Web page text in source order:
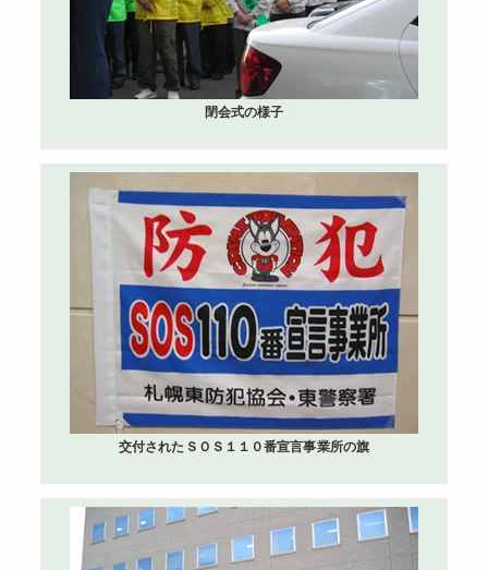
閉会式の様子
交付されたＳＯＳ１１０番宣言事業所の旗